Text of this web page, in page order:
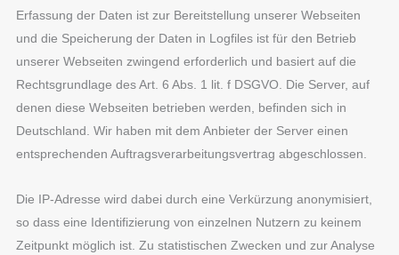
Erfassung der Daten ist zur Bereitstellung unserer Webseiten
und die Speicherung der Daten in Logfiles ist für den Betrieb
unserer Webseiten zwingend erforderlich und basiert auf die
Rechtsgrundlage des Art. 6 Abs. 1 lit. f DSGVO. Die Server, auf
denen diese Webseiten betrieben werden, befinden sich in
Deutschland. Wir haben mit dem Anbieter der Server einen
entsprechenden Auftragsverarbeitungsvertrag abgeschlossen.
Die IP-Adresse wird dabei durch eine Verkürzung anonymisiert,
so dass eine Identifizierung von einzelnen Nutzern zu keinem
Zeitpunkt möglich ist. Zu statistischen Zwecken und zur Analyse